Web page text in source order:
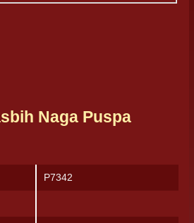
Naga Puspa
P7342